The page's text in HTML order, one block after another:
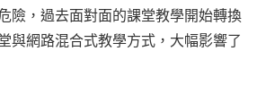
險，過去面對面的課堂教學開始轉換
與網路混合式教學方式，大幅影響了